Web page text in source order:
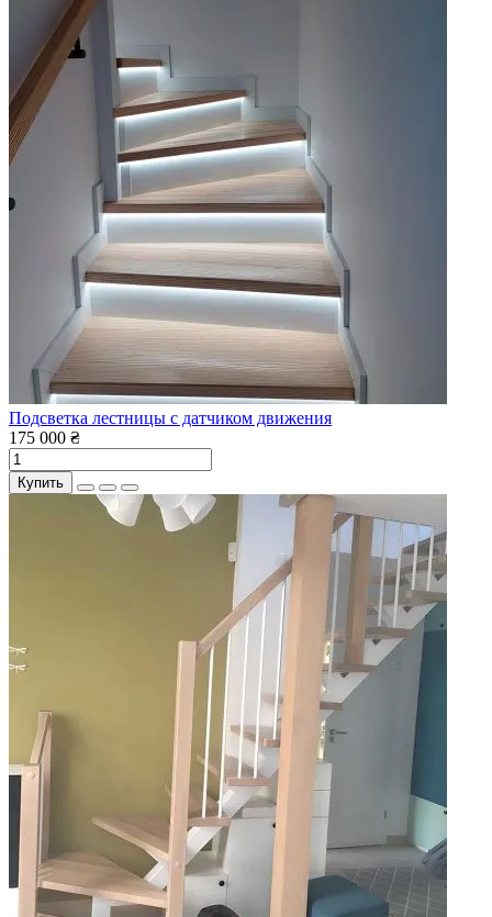
Подсветка лестницы с датчиком движения
175 000 ₴
Купить